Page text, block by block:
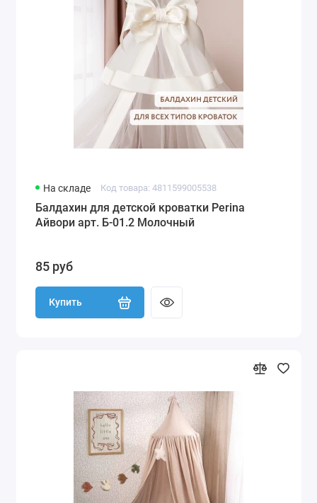
На складе Код товара: 4811599005538
Балдахин для детской кроватки Perina
Айвори арт. Б-01.2 Молочный
85 руб
Купить